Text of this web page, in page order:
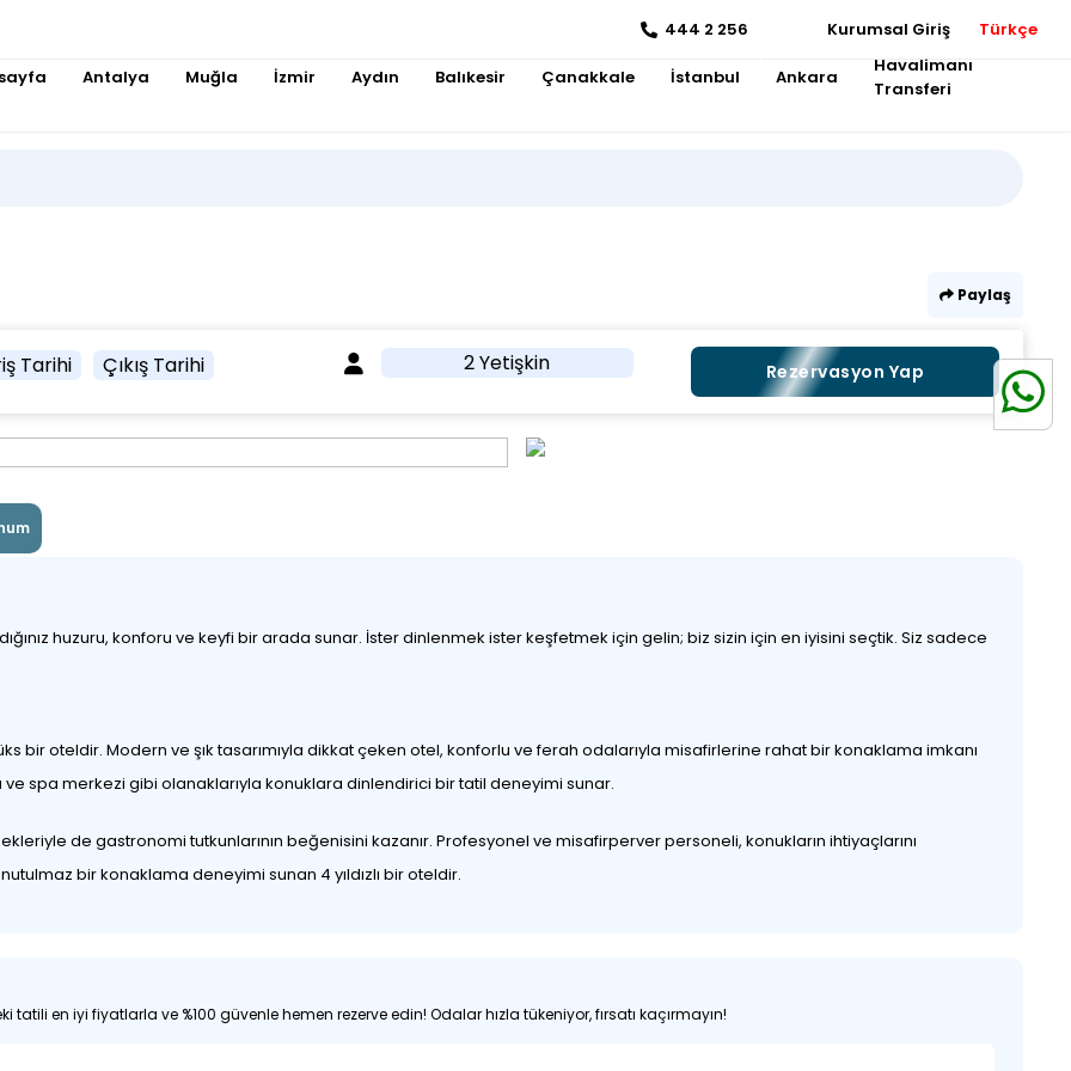
444 2 256 Kurumsal Giriş Türkçe
Antalya Muğla İzmir Aydın Balıkesir Çanakkale İstanbul Ankara
Havalimanı
Transferi
Paylaş
Tarihi Çıkış Tarihi 2 Yetişkin Rezervasyon Yap
huzuru, konforu ve keyfi bir arada sunar. İster dinlenmek ister keşfetmek için gelin; biz sizin için en iyisini seçtik. Siz sadece
bir oteldir. Modern ve şık tasarımıyla dikkat çeken otel, konforlu ve ferah odalarıyla misafirlerine rahat bir konaklama imkanı
ve spa merkezi gibi olanaklarıyla konuklara dinlendirici bir tatil deneyimi sunar.
de gastronomi tutkunlarının beğenisini kazanır. Profesyonel ve misafirperver personeli, konukların ihtiyaçlarını
bir konaklama deneyimi sunan 4 yıldızlı bir oteldir.
tatili en iyi fiyatlarla ve %100 güvenle hemen rezerve edin! Odalar hızla tükeniyor, fırsatı kaçırmayın!